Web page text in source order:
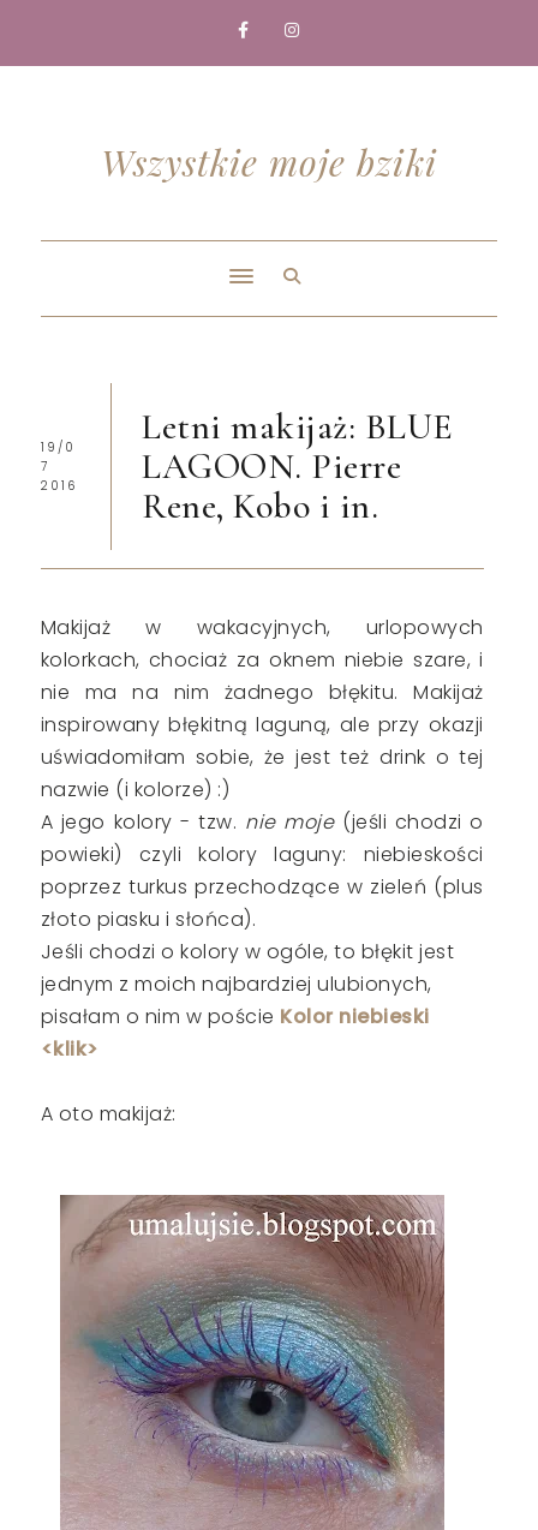
Wszystkie moje bziki
19/0
7
2016
Letni makijaż: BLUE
LAGOON. Pierre
Rene, Kobo i in.
Makijaż w wakacyjnych, urlopowych
kolorkach, chociaż za oknem niebie szare, i
nie ma na nim żadnego błękitu. Makijaż
inspirowany błękitną laguną, ale przy okazji
uświadomiłam sobie, że jest też drink o tej
nazwie (i kolorze) :)
A jego kolory - tzw. nie moje(jeśli chodzi o
powieki) czyli kolory laguny: niebieskości
poprzez turkus przechodzące w zieleń (plus
złoto piasku i słońca).
Jeśli chodzi o kolory w ogóle, to błękit jest
jednym z moich najbardziej ulubionych,
pisałam o nim w poście Kolor niebieski
<klik>
A oto makijaż: